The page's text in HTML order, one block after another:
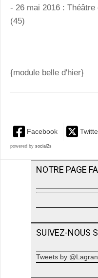
- 26 mai 2016 :
(45)
{module belle d'hier}
Facebook
powered by social2s
NOTRE PAGE
SUIVEZ-NOUS
Tweets by